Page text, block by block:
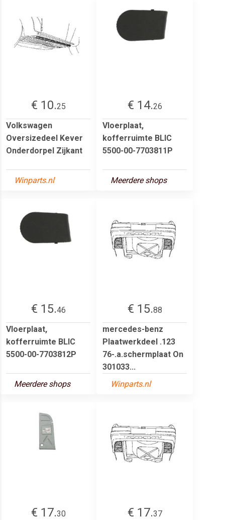
€ 10.25
Volkswagen
Oversizedeel Kever
Onderdorpel Zijkant
Winparts.nl
€ 14.26
Vloerplaat,
kofferruimte BLIC
5500-00-7703811P
Meerdere shops
€ 15.46
Vloerplaat,
kofferruimte BLIC
5500-00-7703812P
Meerdere shops
€ 15.88
mercedes-benz
Plaatwerkdeel .123
76-.a.schermplaat On
301033...
Winparts.nl
€ 17.30
€ 17.37